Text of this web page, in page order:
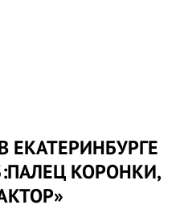
ЕКАТЕРИНБУРГЕ
КОРОНКИ,